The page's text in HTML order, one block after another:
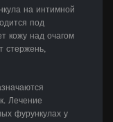
на интимной
под
кожу над очагом
стержень,
Лечение
фурункулах у